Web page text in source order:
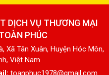
DỊCH VỤ THƯƠNG MẠI
PHÚC
Xã Tân Xuân, Huyện Hóc Môn,
Việt Nam
toanphuc1978@gmail.com